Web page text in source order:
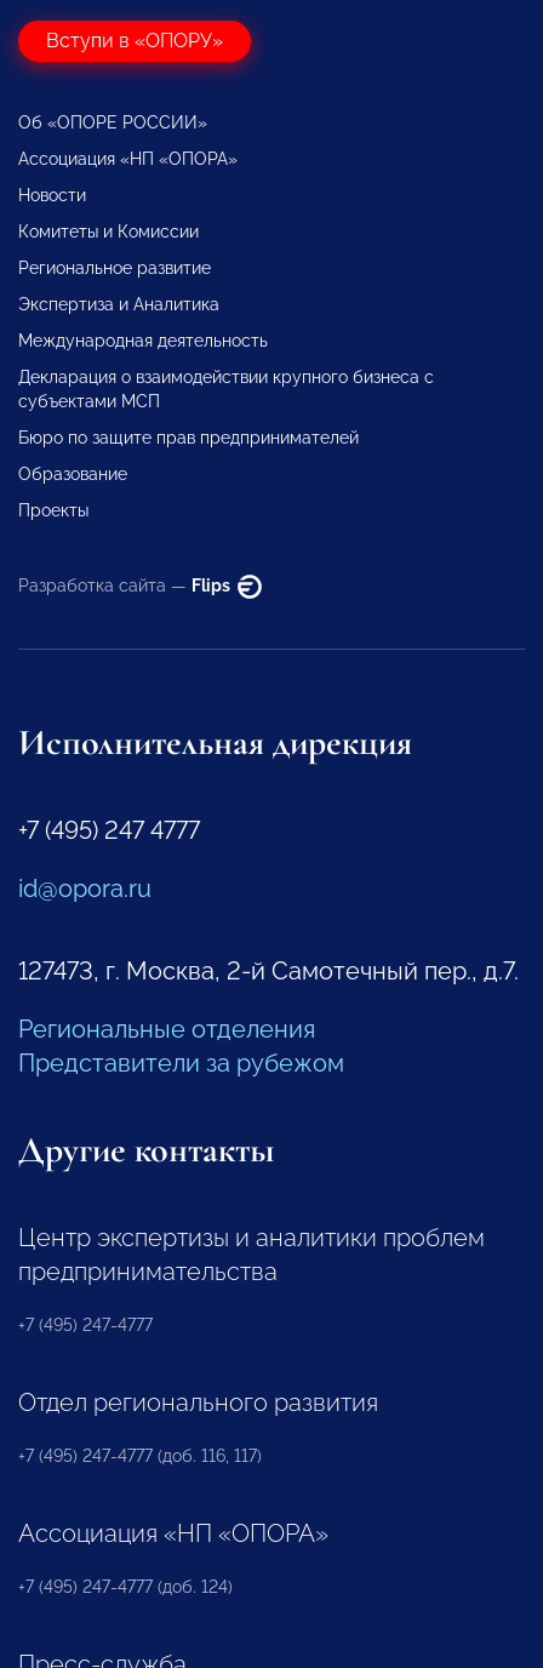
Вступи в «ОПОРУ»
Об «ОПОРЕ РОССИИ»
Ассоциация «НП «ОПОРА»
Новости
Комитеты и Комиссии
Региональное развитие
Экспертиза и Аналитика
Международная деятельность
Декларация о взаимодействии крупного бизнеса с
субъектами МСП
Бюро по защите прав предпринимателей
Образование
Проекты
Разработка сайта — Flips
Исполнительная дирекция
+7 (495) 247 4777
id@opora.ru
127473, г. Москва, 2-й Самотечный пер., д.7.
Региональные отделения
Представители за рубежом
Другие контакты
Центр экспертизы и аналитики проблем
предпринимательства
+7 (495) 247-4777
Отдел регионального развития
+7 (495) 247-4777 (доб. 116, 117)
Ассоциация «НП «ОПОРА»
+7 (495) 247-4777 (доб. 124)